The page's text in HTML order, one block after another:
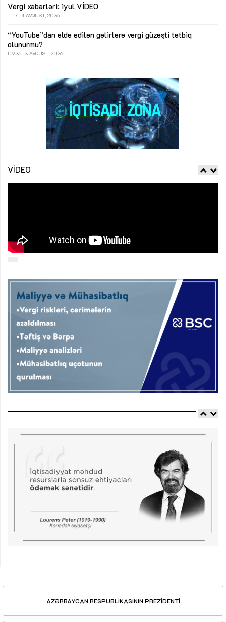
Vergi xəbərləri: iyul VİDEO
11:17 4 AVQUST, 2026
“YouTube”dan əldə edilən gəlirlərə vergi güzəşti tətbiq
olunurmu?
09:35 3 AVQUST, 2026
VIDEO
AZƏRBAYCAN RESPUBLİKASININ PREZİDENTİ